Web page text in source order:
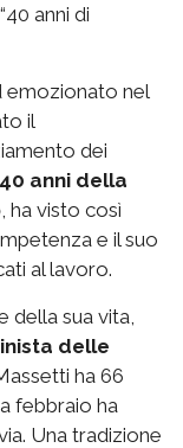
anni di
emozionato nel
il
dei
anni della
, ha visto così
e il suo
al lavoro.
della sua vita,
delle
ha 66
febbraio ha
Una tradizione